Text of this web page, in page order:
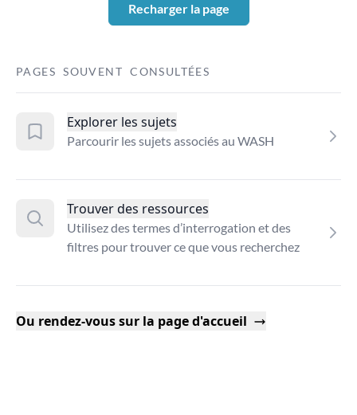
Recharger la page
PAGES SOUVENT CONSULTÉES
Explorer les sujets
Parcourir les sujets associés au WASH
Trouver des ressources
Utilisez des termes d’interrogation et des
filtres pour trouver ce que vous recherchez
Ou rendez-vous sur la page d'accueil